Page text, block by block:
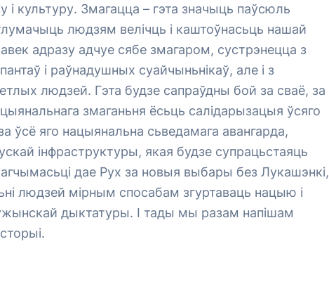
культуру. Змагацца – гэта значыць паўсюль
людзям велічць і каштоўнасьць нашай
адразу адчуе сябе змагаром, сустрэнецца з
і раўнадушных суайчыньнікаў, але і з
людзей. Гэта будзе сапраўдны бой за сваё, за
змаганьня ёсьць салідарызацыя ўсяго
ўсё яго нацыянальна сьведамага авангарда,
інфраструктуры, якая будзе супрацьстаяць
дае Рух за новыя выбары без Лукашэнкі,
людзей мірным спосабам згуртаваць нацыю і
дыктатуры. І тады мы разам напішам